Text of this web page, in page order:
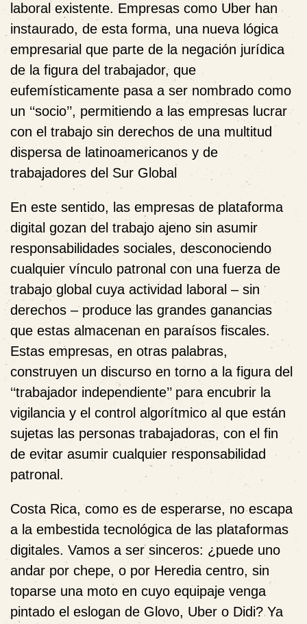
laboral existente. Empresas como Uber han
instaurado, de esta forma, una nueva lógica
empresarial que parte de la negación jurídica
de la figura del trabajador, que
eufemísticamente pasa a ser nombrado como
un ‘‘socio’’, permitiendo a las empresas lucrar
con el trabajo sin derechos de una multitud
dispersa de latinoamericanos y de
trabajadores del Sur Global
En este sentido, las empresas de plataforma
digital gozan del trabajo ajeno sin asumir
responsabilidades sociales, desconociendo
cualquier vínculo patronal con una fuerza de
trabajo global cuya actividad laboral – sin
derechos – produce las grandes ganancias
que estas almacenan en paraísos fiscales.
Estas empresas, en otras palabras,
construyen un discurso en torno a la figura del
‘‘trabajador independiente’’ para encubrir la
vigilancia y el control algorítmico al que están
sujetas las personas trabajadoras, con el fin
de evitar asumir cualquier responsabilidad
patronal.
Costa Rica, como es de esperarse, no escapa
a la embestida tecnológica de las plataformas
digitales. Vamos a ser sinceros: ¿puede uno
andar por chepe, o por Heredia centro, sin
toparse una moto en cuyo equipaje venga
pintado el eslogan de Glovo, Uber o Didi? Ya